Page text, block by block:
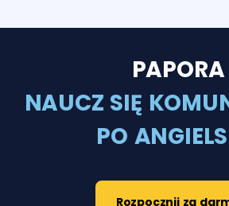
PAPORA
NAUCZ SIĘ
PO
Rozpocznij za